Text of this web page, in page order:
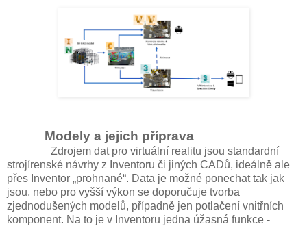
Modely a jejich příprava
Zdrojem dat pro virtuální realitu jsou standardní
strojírenské návrhy z Inventoru či jiných CADů, ideálně ale
přes Inventor „prohnané“. Data je možné ponechat tak jak
jsou, nebo pro vyšší výkon se doporučuje tvorba
zjednodušených modelů, případně jen potlačení vnitřních
komponent. Na to je v Inventoru jedna úžasná funkce -